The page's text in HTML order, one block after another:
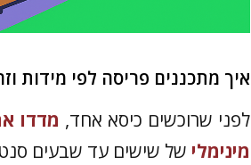
איך מתכננים פריסה לפי מידות
לפני שרוכשים כיסא אחד, מדדו
מינימלי של שישים עד שבעים